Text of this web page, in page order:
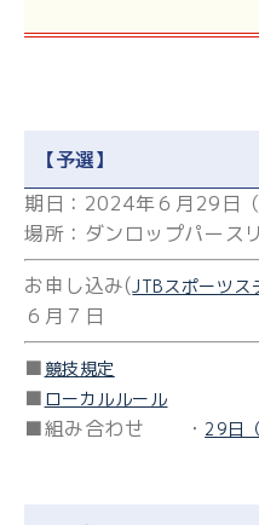
【予選】
期日：2024年６月29日
場所：ダンロップパース
お申し込み(JTBスポーツス
６月７日
■ 競技規定
■ ローカルルール
■組み合わせ ・ 29日